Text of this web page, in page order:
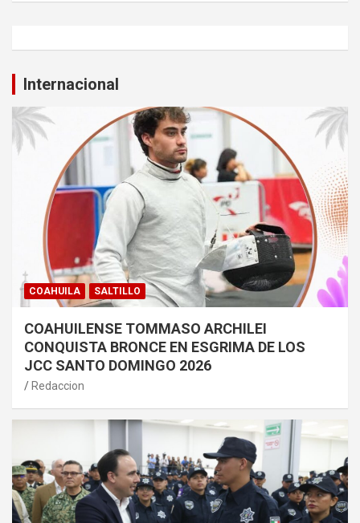
Internacional
COAHUILA SALTILLO
COAHUILENSE TOMMASO ARCHILEI
CONQUISTA BRONCE EN ESGRIMA DE LOS
JCC SANTO DOMINGO 2026
Redaccion